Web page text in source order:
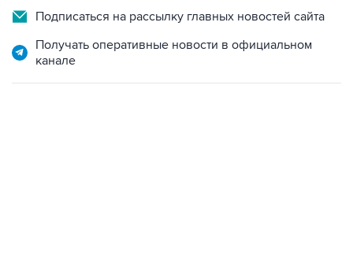
Получать оперативные новости в официальном